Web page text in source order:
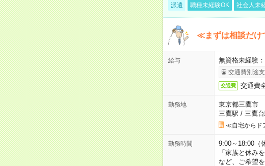
派遣 職種未経験OK 社会人未
≪まずは相談だけ
給与 無資格未経験
交通費別途
交通費 交通費
勤務地
東京都三鷹市
三鷹駅 / 三鷹
≪自宅からド
勤務時間
9:00～18:00（
「家族と休み
など、ご希望